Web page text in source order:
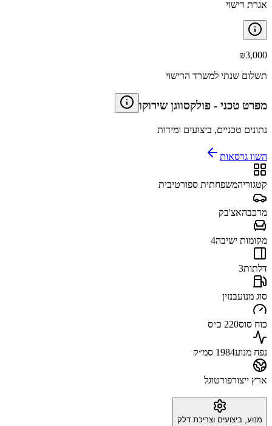
אגרת רישוי
₪3,000
תשלום שנתי למשרד הרישוי
מפרט טכני - פולקסווגן שירוקו
נתונים טכניים, ביצועים ומידות
השוו גרסאות
קטגוריהמשפחתית ספורטיבית
מרכבהאצ'בק
מקומות ישיבה4
דלתות3
סוג מנועבנזין
כוח סוס220 כ״ס
נפח מנוע1984 סמ״ק
ארץ ייצורפורטוגל
מנוע, ביצועים וצריכת דלק